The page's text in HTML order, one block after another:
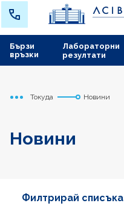
Лабораторни
резултати
Бързи
връзки
Начало
Токуда Новини
Новини
Филтрирай списъка